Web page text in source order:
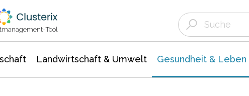
Tool
Landwirtschaft & Umwelt Gesundheit & Leben